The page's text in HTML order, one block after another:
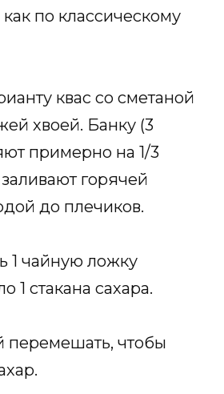
по классическому
квас со сметаной
хвоей. Банку (3
примерно на 1/3
горячей
до плечиков.
1 чайную ложку
1 стакана сахара.
перемешать, чтобы